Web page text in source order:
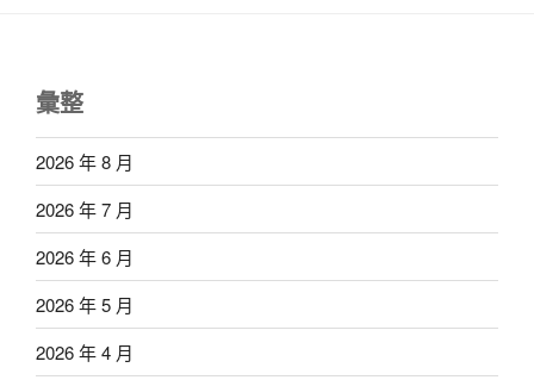
彙整
2026 年 8 月
2026 年 7 月
2026 年 6 月
2026 年 5 月
2026 年 4 月